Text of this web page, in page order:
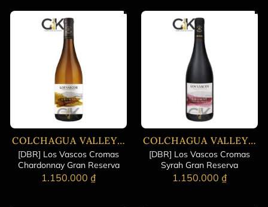
COLCHAGUA VALLEY - CENTRAL
[DBR] Los Vascos Cromas
Chardonnay Gran Reserva
1.150.000 ₫
COLCHAGUA VALLEY - CENTRAL
[DBR] Los Vascos Cromas
Syrah Gran Reserva
1.150.000 ₫